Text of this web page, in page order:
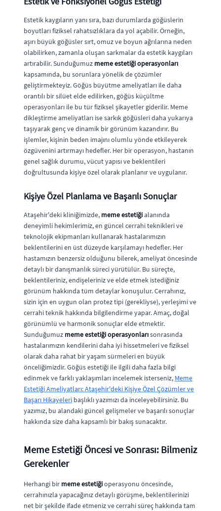
Estetik kaygıların yanı sıra, bazı durumlarda göğüslerin
boyutları fiziksel rahatsızlıklara da yol açabilir. Örneğin,
aşırı büyük göğüsler sırt, omuz ve boyun ağrılarına neden
olabilirken, zamanla oluşan sarkmalar da estetik kaygıları
artırabilir. Sunduğumuz meme estetiği operasyonları
kapsamında, bu sorunlara yönelik de çözümler
geliştirmekteyiz. Göğüs büyütme ameliyatları ile daha
orantılı bir silüet elde edilirken, göğüs küçültme
operasyonları ile bu tür fiziksel şikayetler giderilir. Meme
dikleştirme ameliyatları ise sarkık göğüsleri daha yukarıya
taşıyarak genç ve dinamik bir görünüm kazandırır. Bu
işlemler, kişinin beden imajını olumlu yönde etkileyerek
özgüvenini artırmayı hedefler. Her bir operasyon, hastanın
genel sağlık durumu, vücut yapısı ve beklentileri
doğrultusunda kişiye özel olarak planlanır ve uygulanır.
Kişiye Özel Planlama ve Başarılı Sonuçlar
Ataşehir'deki kliniğimizde, meme estetiğialanında
deneyimli hekimlerimiz, en güncel cerrahi teknikleri ve
teknolojik ekipmanları kullanarak hastalarımızın
beklentilerini en üst düzeyde karşılamayı hedefler. Her
hastamızın benzersiz olduğunu bilerek, ameliyat öncesinde
detaylı bir danışmanlık süreci yürütülür. Bu süreçte,
beklentileriniz, endişeleriniz ve elde etmek istediğiniz
görünüm hakkında tüm detaylar konuşulur. Cerrahınız,
sizin için en uygun olan protez tipi (gerekliyse), yerleşimi ve
cerrahi teknik hakkında bilgilendirme yapar. Amaç, doğal
görünümlü ve harmonik sonuçlar elde etmektir.
Sunduğumuz meme estetiği operasyonlarısonrasında
hastalarımızın kendilerini daha iyi hissetmeleri ve fiziksel
olarak daha rahat bir yaşam sürmeleri en büyük
önceliğimizdir. Göğüs estetiği ile ilgili daha fazla bilgi
edinmek ve farklı yaklaşımları incelemek isterseniz, Meme
Estetiği Ameliyatları: Ataşehir'deki Kişiye Özel Çözümler ve
Başarı Hikayeleri başlıklı yazımızı da inceleyebilirsiniz. Bu
yazımız, bu alandaki güncel gelişmeler ve başarılı sonuçlar
hakkında size daha kapsamlı bir bakış sunacaktır.
Meme Estetiği Öncesi ve Sonrası: Bilmeniz
Gerekenler
Herhangi bir meme estetiğioperasyonu öncesinde,
cerrahınızla yapacağınız detaylı görüşme, beklentilerinizi
net bir şekilde ifade etmeniz ve cerrahi süreç hakkında tam